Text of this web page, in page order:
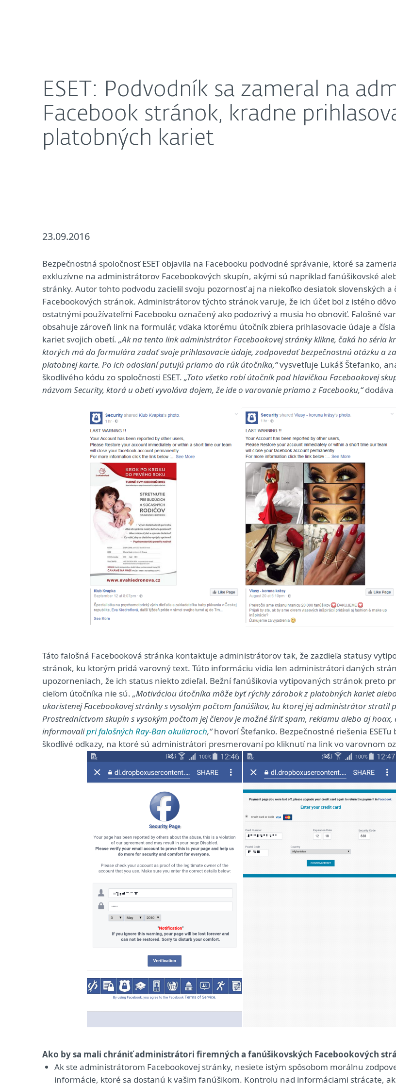
ESET: Podvodník sa zameral na
Facebook stránok, kradne
platobných kariet
23.09.2016
Bezpečnostná spoločnosť ESET objavila na Facebooku podvodné správanie, ktoré sa
exkluzívne na administrátorov Facebookových skupín, akými sú napríklad fanúšikovské
stránky. Autor tohto podvodu zacielil svoju pozornosť aj na niekoľko desiatok slovenských a
Facebookových stránok. Administrátorov týchto stránok varuje, že ich účet bol z istého
ostatnými používateľmi Facebooku označený ako podozrivý a musia ho obnoviť. Falošné
obsahuje zároveň link na formulár, vďaka ktorému útočník zbiera prihlasovacie údaje a
kariet svojich obetí. „Ak na tento link administrátor Facebookovej stránky klikne, čaká ho séria
ktorých má do formulára zadať svoje prihlasovacie údaje, zodpovedať bezpečnostnú otázku a
platobnej karte. Po ich odoslaní putujú priamo do rúk útočníka,“vysvetľuje Lukáš Štefanko,
škodlivého kódu zo spoločnosti ESET. „Toto všetko robí útočník pod hlavičkou Facebookovej
názvom Security, ktorá u obeti vyvoláva dojem, že ide o varovanie priamo z Facebooku,“dodáva
Táto falošná Facebooková stránka kontaktuje administrátorov tak, že zazdieľa statusy
stránok, ku ktorým pridá varovný text. Túto informáciu vidia len administrátori daných
upozorneniach, že ich status niekto zdieľal. Bežní fanúšikovia vytipovaných stránok preto
cieľom útočníka nie sú. „Motiváciou útočníka môže byť rýchly zárobok z platobných kariet
ukoristenej Facebookovej stránky s vysokým počtom fanúšikov, ku ktorej jej administrátor stratil
Prostredníctvom skupín s vysokým počtom jej členov je možné šíriť spam, reklamu alebo aj hoax,
informovalipri falošných Ray-Ban okuliaroch,“hovorí Štefanko. Bezpečnostné riešenia ESETu
škodlivé odkazy, na ktoré sú administrátori presmerovaní po kliknutí na link vo varovnom
Ako by sa mali chrániť administrátori firemných a fanúšikovských Facebookových
Ak ste administrátorom Facebookovej stránky, nesiete istým spôsobom morálnu
informácie, ktoré sa dostanú k vašim fanúšikom. Kontrolu nad informáciami strácate, ak